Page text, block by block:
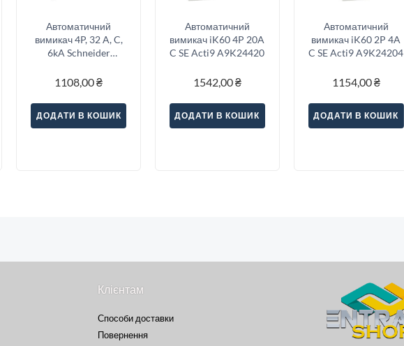
Автоматичний
вимикач 4P, 32 A, C,
6kA Schneider
1108,00₴
ДОДАТИ В КОШИК
Автоматичний
вимикач iK60 4P 20A
C SE Acti9 A9K24420
1542,00₴
ДОДАТИ В КОШИК
Автоматичний
вимикач iK60 2P 4A
C SE Acti9 A9K24204
1154,00₴
ДОДАТИ В КОШИК
Клієнтам
Способи доставки
Повернення